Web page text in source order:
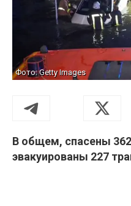
Фото: Getty Images
В общем, спасены
эвакуированы 227